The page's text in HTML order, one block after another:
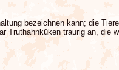
bezeichnen kann; die
Truthahnküken traurig an, die